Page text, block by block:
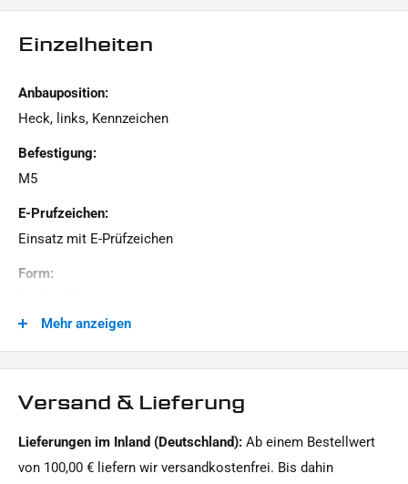
Einzelheiten
Anbauposition:
Heck, links, Kennzeichen
Befestigung:
M5
E-Prufzeichen:
Einsatz mit E-Prüfzeichen
Form:
125 x 18 x 9 mm
Mehr anzeigen
Versand & Lieferung
Lieferungen im Inland (Deutschland): Ab einem Bestellwert
von 100,00 € liefern wir versandkostenfrei. Bis dahin